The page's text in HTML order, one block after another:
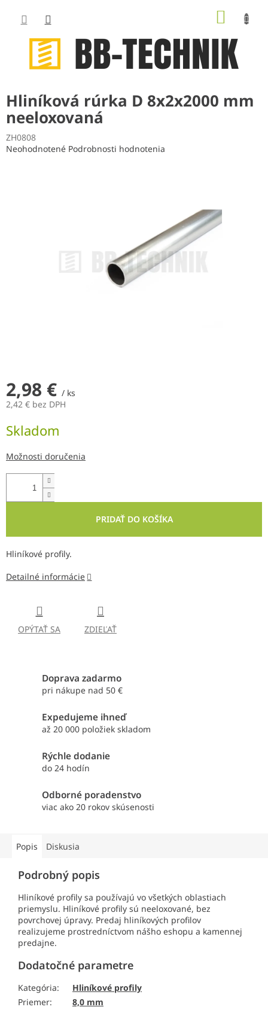
obsah
Hliníková rúrka D 8x2x2000 mm
neeloxovaná
ZH0808
Priemerné
Neohodnotené Podrobnosti hodnotenia
2,98 € / ks
2,42 € bez DPH
cena:
Skladom
Možnosti doručenia
PRIDAŤ DO KOŠÍKA
Hliníkové profily.
Detailné informácie
OPÝTAŤ SA ZDIEĽAŤ
Doprava zadarmo
pri nákupe nad 50 €
Expedujeme ihneď
až 20 000 položiek skladom
Rýchle dodanie
do 24 hodín
Odborné poradenstvo
viac ako 20 rokov skúsenosti
Popis Diskusia
Podrobný popis
Hliníkové profily sa používajú vo všetkých oblastiach
priemyslu. Hliníkové profily sú neeloxované, bez
povrchovej úpravy. Predaj hliníkových profilov
realizujeme prostredníctvom nášho eshopu a kamennej
predajne.
Dodatočné parametre
Kategória:
Hliníkové profily
Priemer:
8,0 mm